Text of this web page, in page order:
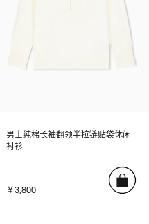
男士纯棉长袖翻领半拉链贴袋休闲
衬衫
￥3,800